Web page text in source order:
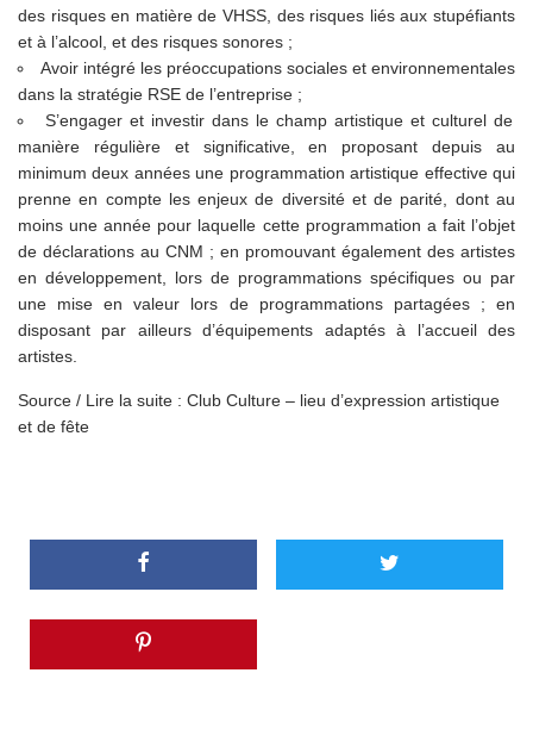
des risques en matière de VHSS, des risques liés aux stupéfiants
et à l’alcool, et des risques sonores ;
Avoir intégré les préoccupations sociales et environnementales
dans la stratégie RSE de l’entreprise ;
S’engager et investir dans le champ artistique et culturel de
manière régulière et significative, en proposant depuis au
minimum deux années une programmation artistique effective qui
prenne en compte les enjeux de diversité et de parité, dont au
moins une année pour laquelle cette programmation a fait l’objet
de déclarations au CNM ; en promouvant également des artistes
en développement, lors de programmations spécifiques ou par
une mise en valeur lors de programmations partagées ; en
disposant par ailleurs d’équipements adaptés à l’accueil des
artistes.
Source / Lire la suite : Club Culture – lieu d’expression artistique
et de fête